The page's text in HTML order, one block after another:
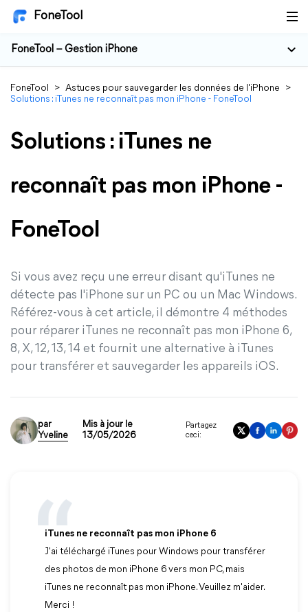
FoneTool
FoneTool – Gestion iPhone
FoneTool > Astuces pour sauvegarder les données de l'iPhone
>
Solutions : iTunes ne reconnaît pas mon iPhone - FoneTool
Solutions : iTunes ne
reconnaît pas mon iPhone -
FoneTool
Si vous avez reçu une erreur disant qu'iTunes ne
détecte pas l'iPhone sur un PC ou un Mac Windows.
Référez-vous à cet article, il démontre 4 méthodes
pour réparer iTunes ne reconnaît pas mon iPhone 6,
8, X, 12, 13, 14 et fournit une alternative à iTunes
pour transférer et sauvegarder les appareils iOS.
par
Yveline
Mis à jour le
13/05/2026
Partagez
ceci:
iTunes ne reconnaît pas mon iPhone 6
J'ai téléchargé iTunes pour Windows pour transférer
des photos de mon iPhone 6 vers mon PC, mais
iTunes ne reconnaît pas mon iPhone. Veuillez m'aider.
Merci !